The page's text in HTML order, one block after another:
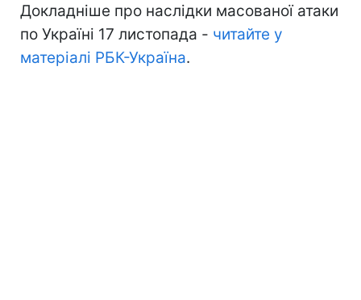
Докладніше про наслідки масованої атаки
по Україні 17 листопада - читайте у
матеріалі РБК-Україна.